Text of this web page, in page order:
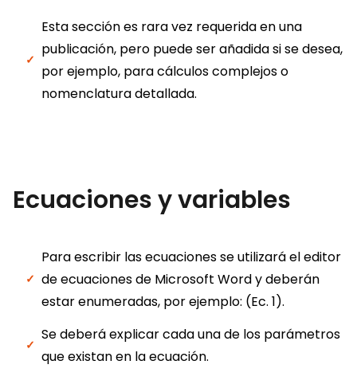
Esta sección es rara vez requerida en una
publicación, pero puede ser añadida si se desea,
por ejemplo, para cálculos complejos o
nomenclatura detallada.
Ecuaciones y variables
Para escribir las ecuaciones se utilizará el editor
de ecuaciones de Microsoft Word y deberán
estar enumeradas, por ejemplo: (Ec. 1).
Se deberá explicar cada una de los parámetros
que existan en la ecuación.